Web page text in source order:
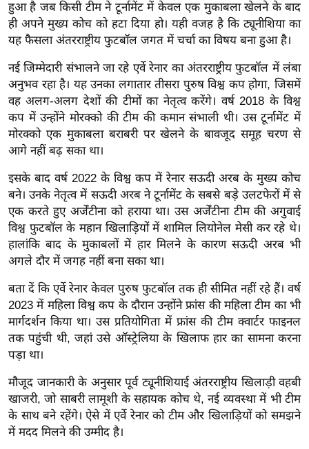
ग
त
ऑ
टो
व
र्ल्ड
न्यू
ज
फ
म
नो
रं
ज
ज
ग
त
बॉ
ली
वु
ड
हॉ
ली
हुआ है जब किसी टीम ने टूर्नामेंट में केवल एक मुकाबला खेलने के बाद
ही अपने मुख्य कोच को हटा दिया हो। यही वजह है कि ट्यूनीशिया का
यह फैसला अंतरराष्ट्रीय फुटबॉल जगत में चर्चा का विषय बना हुआ है।
नई जिम्मेदारी संभालने जा रहे एर्वे रेनार का अंतरराष्ट्रीय फुटबॉल में लंबा
अनुभव रहा है। यह उनका लगातार तीसरा पुरुष विश्व कप होगा, जिसमें
वह अलग-अलग देशों की टीमों का नेतृत्व करेंगे। वर्ष 2018 के विश्व
कप में उन्होंने मोरक्को की टीम की कमान संभाली थी। उस टूर्नामेंट में
मोरक्को एक मुकाबला बराबरी पर खेलने के बावजूद समूह चरण से
आगे नहीं बढ़ सका था।
इसके बाद वर्ष 2022 के विश्व कप में रेनार सऊदी अरब के मुख्य कोच
बने। उनके नेतृत्व में सऊदी अरब ने टूर्नामेंट के सबसे बड़े उलटफेरों में से
एक करते हुए अर्जेंटीना को हराया था। उस अर्जेंटीना टीम की अगुवाई
विश्व फुटबॉल के महान खिलाड़ियों में शामिल लियोनेल मेसी कर रहे थे।
हालांकि बाद के मुकाबलों में हार मिलने के कारण सऊदी अरब भी
अगले दौर में जगह नहीं बना सका था।
बता दें कि एर्वे रेनार केवल पुरुष फुटबॉल तक ही सीमित नहीं रहे हैं। वर्ष
2023 में महिला विश्व कप के दौरान उन्होंने फ्रांस की महिला टीम का भी
मार्गदर्शन किया था। उस प्रतियोगिता में फ्रांस की टीम क्वार्टर फाइनल
तक पहुंची थी, जहां उसे ऑस्ट्रेलिया के खिलाफ हार का सामना करना
पड़ा था।
मौजूद जानकारी के अनुसार पूर्व ट्यूनीशियाई अंतरराष्ट्रीय खिलाड़ी वहबी
खाजरी, जो साबरी लामूशी के सहायक कोच थे, नई व्यवस्था में भी टीम
के साथ बने रहेंगे। ऐसे में एर्वे रेनार को टीम और खिलाड़ियों को समझने
में मदद मिलने की उम्मीद है।